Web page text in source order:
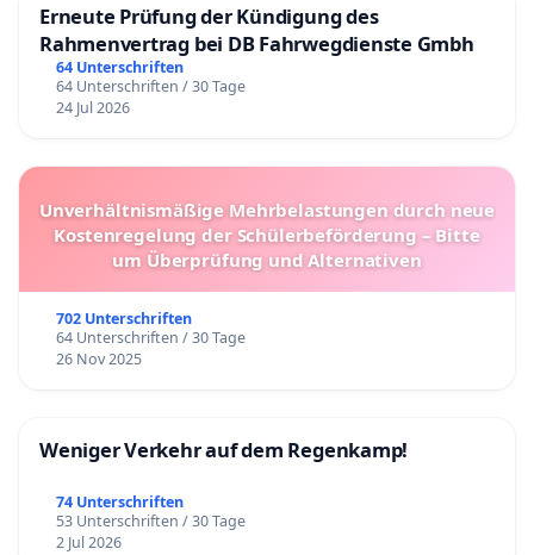
Erneute Prüfung der Kündigung des
Rahmenvertrag bei DB Fahrwegdienste Gmbh
64 Unterschriften
64 Unterschriften / 30 Tage
24 Jul 2026
Unverhältnismäßige Mehrbelastungen durch neue
Kostenregelung der Schülerbeförderung – Bitte
um Überprüfung und Alternativen
702 Unterschriften
64 Unterschriften / 30 Tage
26 Nov 2025
Weniger Verkehr auf dem Regenkamp!
74 Unterschriften
53 Unterschriften / 30 Tage
2 Jul 2026